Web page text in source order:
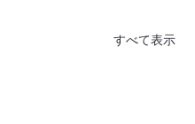
すべて表示